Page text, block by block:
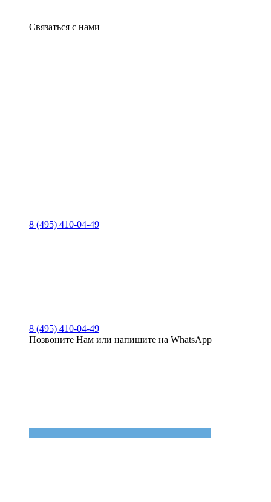
Связаться с нами
8 (495) 410-04-49
8 (495) 410-04-49
Позвоните Нам или напишите на WhatsApp